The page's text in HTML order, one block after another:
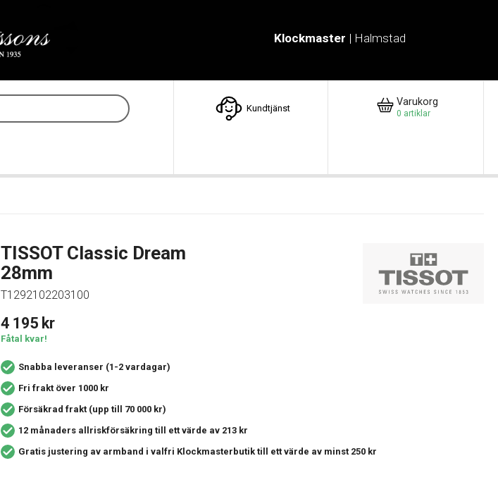
Klockmaster | Halmstad
Kundtjänst
Varukorg
0 artiklar
TISSOT Classic Dream
28mm
T1292102203100
4 195 kr
Fåtal kvar!
Snabba leveranser (1-2 vardagar)
Fri frakt över 1000 kr
Försäkrad frakt (upp till 70 000 kr)
12 månaders allriskförsäkring till ett värde av 213 kr
Gratis justering av armband i valfri Klockmasterbutik till ett värde av minst 250 kr